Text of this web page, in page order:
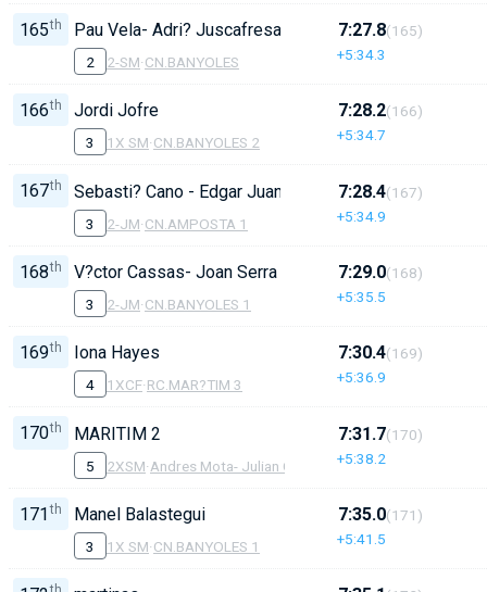
165th Pau Vela- Adri? Juscafresa
2 2-SM·CN.BANYOLES
7:27.8
+5:34.3
(165)
166th Jordi Jofre
3 1X SM·CN.BANYOLES 2
7:28.2
+5:34.7
(166)
167th Sebasti? Cano - Edgar Juan
3 2-JM·CN.AMPOSTA 1
7:28.4
+5:34.9
(167)
168th V?ctor Cassas- Joan Serra
3 2-JM·CN.BANYOLES 1
7:29.0
+5:35.5
(168)
169th Iona Hayes
4 1XCF·RC.MAR?TIM 3
7:30.4
+5:36.9
(169)
170th MARITIM 2
5 2XSM·Andres Mota- Julian Combes
7:31.7
+5:38.2
(170)
171 th Manel Balastegui
3 1X SM·CN.BANYOLES 1
7:35.0
+5:41.5
(171)